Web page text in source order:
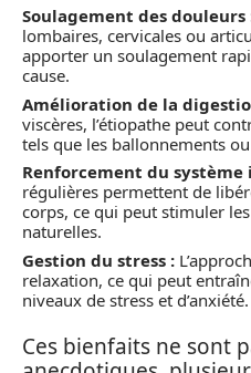
Soulagement des douleurs
lombaires, cervicales ou
apporter un soulagement
cause.
Amélioration de la
viscères, l’étiopathe peut
tels que les ballonnements
Renforcement du
régulières permettent de
corps, ce qui peut stimuler
naturelles.
Gestion du stress :
relaxation, ce qui peut
niveaux de stress et d’anxiété.
Ces bienfaits ne sont